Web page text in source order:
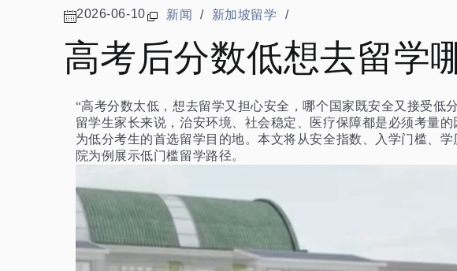
2026-06-10 新闻 / 新加坡留学 /
高考后分数低想去留学
“高考分数太低，想去留学又担心安全，哪个国家既安全又接受
留学生家长来说，治安环境、社会稳定、医疗保障都是必须考量
为低分考生的首选留学目的地。本文将从安全指数、入学门槛、
院为例展示低门槛留学路径。